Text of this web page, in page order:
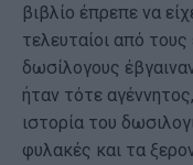
βιβλίο έπρεπε να
τελευταίοι από
δωσίλογους
ήταν τότε
ιστορία του
φυλακές και τα